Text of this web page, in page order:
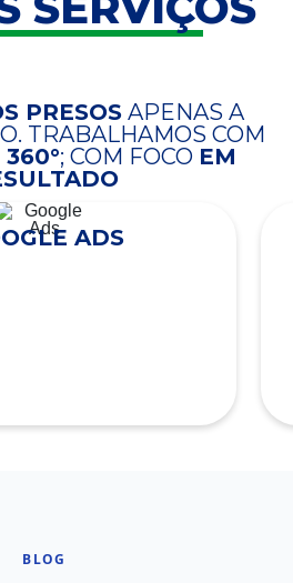
PRESOSAPENAS A
TRABALHAMOS COM
; COM FOCO EM
ADS
BLOG